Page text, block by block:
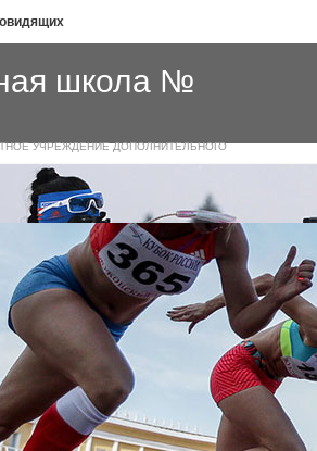
школа №
УЧРЕЖДЕНИЕ ДОПОЛНИТЕЛЬНОГО